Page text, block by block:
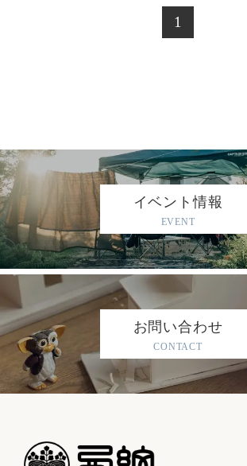
1
イベント情報
EVENT
お問い合わせ
CONTACT